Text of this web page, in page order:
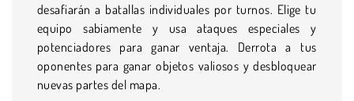
desafiarán a batallas individuales por turnos. Elige tu
equipo sabiamente y usa ataques especiales y
potenciadores para ganar ventaja. Derrota a tus
oponentes para ganar objetos valiosos y desbloquear
nuevas partes del mapa.